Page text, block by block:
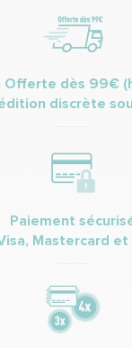
Offerte dès 99€
discrète
Paiement
Mastercard et